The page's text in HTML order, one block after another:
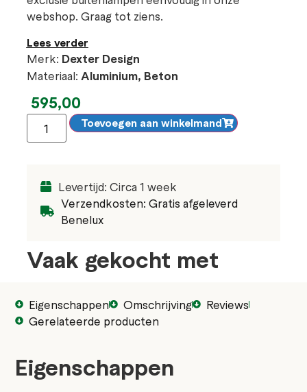
webshop. Graag tot ziens.
Lees verder
Merk: Dexter Design
Materiaal: Aluminium, Beton
595,00
Toevoegen aan winkelmand
Levertijd: Circa 1 week
Verzendkosten: Gratis afgeleverd
Benelux
Vaak gekocht met
Eigenschappen Omschrijving
Reviews
Gerelateerde producten
Eigenschappen